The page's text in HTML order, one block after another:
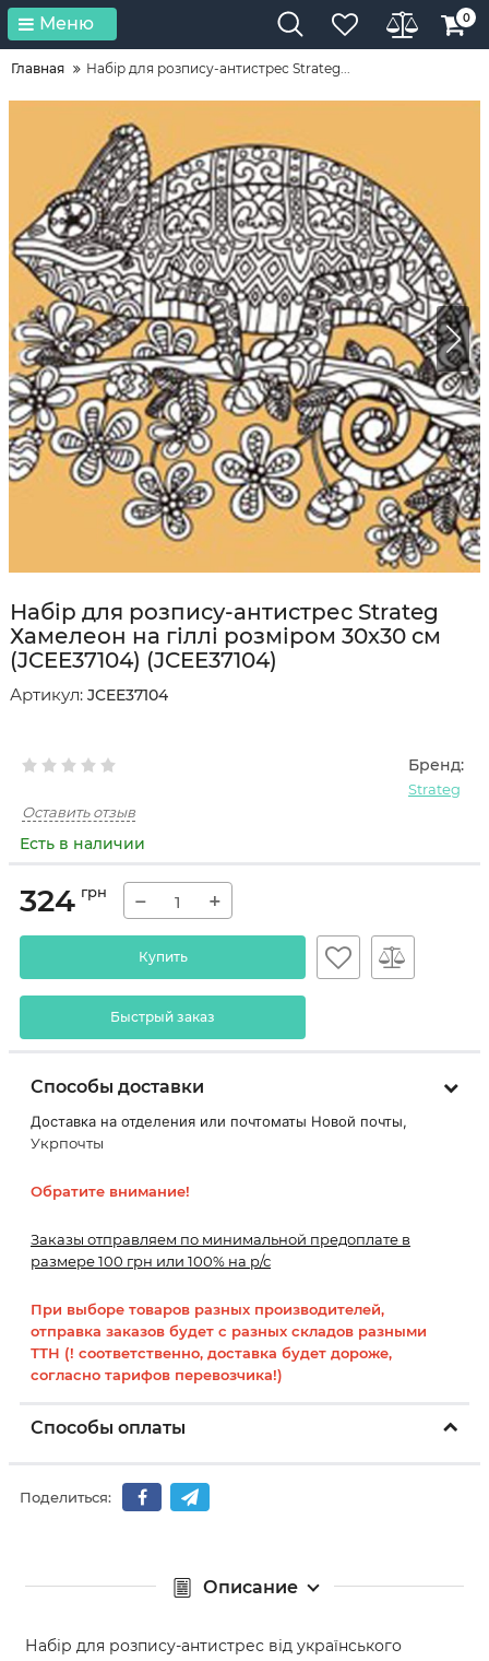
Меню 0
Главная Набір для розпису-антистрес Strateg...
Набір для розпису-антистрес Strateg
Хамелеон на гіллі розміром 30х30 см
(JCEE37104) (JCEE37104)
Артикул: JCEE37104
Бренд:
Strateg
Оставить отзыв
Есть в наличии
324 грн − +
Купить
Быстрый заказ
Способы доставки
Доставка на отделения или почтоматы Новой почты,
Укрпочты
Обратите внимание!
Заказы отправляем по минимальной предоплате в
размере 100 грн или 100% на р/с
При выборе товаров разных производителей,
отправка заказов будет с разных складов разными
ТТН (! соответственно, доставка будет дороже,
согласно тарифов перевозчика!)
Способы оплаты
Поделиться:
Описание
Набір для розпису-антистрес від українського